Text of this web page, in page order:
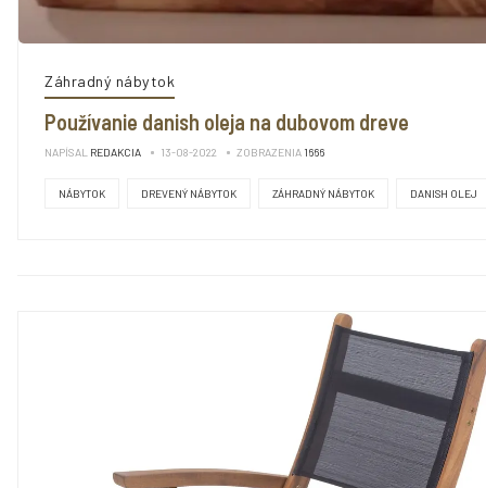
Záhradný nábytok
Používanie danish oleja na dubovom dreve
NAPÍSAL REDAKCIA 13-08-2022 ZOBRAZENIA 1666
NÁBYTOK DREVENÝ NÁBYTOK ZÁHRADNÝ NÁBYTOK DANISH OLEJ